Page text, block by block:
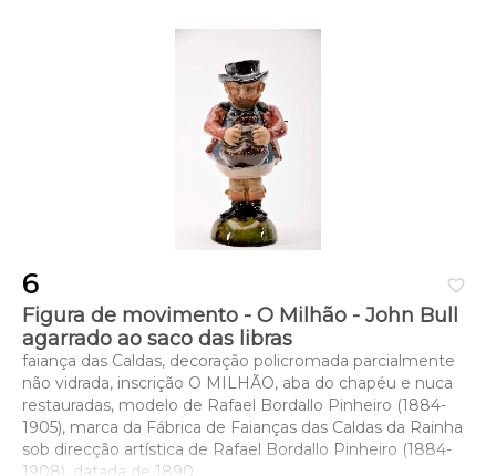
favorite_border
6
Figura de movimento - O Milhão - John Bull
agarrado ao saco das libras
faiança das Caldas, decoração policromada parcialmente
não vidrada, inscrição O MILHÃO, aba do chapéu e nuca
restauradas, modelo de Rafael Bordallo Pinheiro (1884-
1905), marca da Fábrica de Faianças das Caldas da Rainha
sob direcção artística de Rafael Bordallo Pinheiro (1884-
1908), datada de 1890